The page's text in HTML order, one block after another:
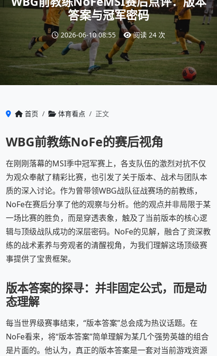
答案与冠军密码
2026-06-10 08:55 阅读 24 次
首页 体育看点 正文
WBG前教练NoFe的赛后视角
在刚刚落幕的MSI季中冠军赛上，各支队伍的激烈对抗不仅
为观众奉献了精彩比赛，也引发了关于版本、战术与团队本
质的深入讨论。作为曾带领WBG战队征战赛场的前教练，
NoFe在赛后分享了他的观察与分析。他的观点并非局限于某
一场比赛的胜负，而是穿透表象，触及了当前版本的核心逻
辑与顶级战队成功的深层密码。NoFe的见解，融合了资深教
练的战术素养与旁观者的清醒视角，为我们理解这场顶级赛
事提供了宝贵框架。
版本答案的探寻：并非固定公式，而是动
态理解
每当世界级赛事结束，“版本答案”总会成为热议话题。在
NoFe看来，将“版本答案”简单理解为某几个强势英雄的组合
是片面的。他认为，真正的版本答案是一套对当前游戏资源